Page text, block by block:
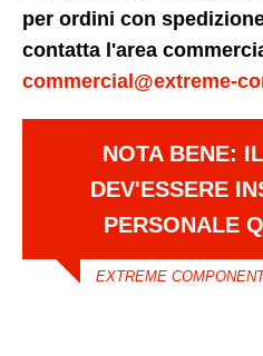
per ordini con
contatta l'area
commercial@extreme-
NOTA BENE:
DEV'ESSERE
PERSONALE
EXTREME